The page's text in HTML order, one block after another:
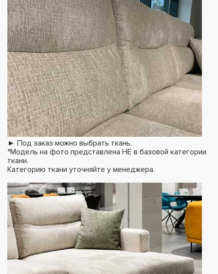
► Под заказ можно выбрать ткань.
*Модель на фото представлена НЕ в базовой категории
ткани.
Категорию ткани уточняйте у менеджера.